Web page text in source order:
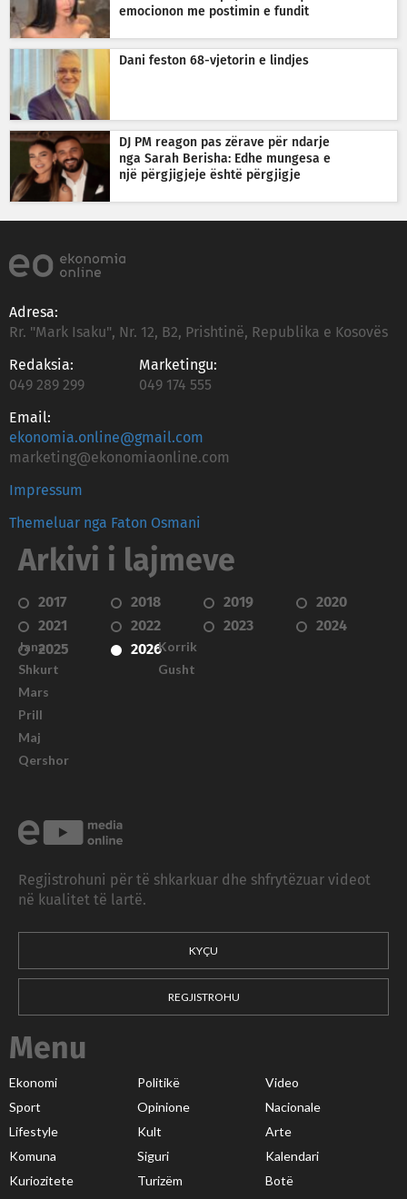
emocionon me postimin e fundit
Dani feston 68-vjetorin e lindjes
DJ PM reagon pas zërave për ndarje
nga Sarah Berisha: Edhe mungesa e
një përgjigjeje është përgjigje
Adresa:
Rr. "Mark Isaku", Nr. 12, B2, Prishtinë, Republika e Kosovës
Redaksia:
049 289 299
Marketingu:
049 174 555
Email:
ekonomia.online@gmail.com
marketing@ekonomiaonline.com
Impressum
Themeluar nga Faton Osmani
Arkivi i lajmeve
2017 2018 2019
2020
2021
2022 2023
2024
2025
2026
Janar
Shkurt
Mars
Prill
Maj
Qershor
Korrik
Gusht
Regjistrohuni për të shkarkuar dhe shfrytëzuar videot
në kualitet të lartë.
KYÇU
REGJISTROHU
Menu
Ekonomi Politikë
Video
Sport
Opinione
Nacionale
Lifestyle
Kult
Arte
Komuna
Siguri
Kalendari
Kuriozitete
Turizëm
Botë